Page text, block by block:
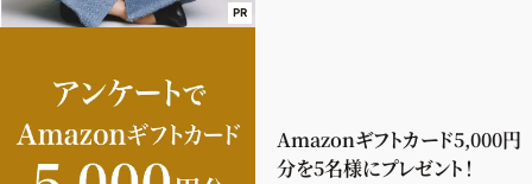
PR
Amazonギフトカード5,000円
分を5名様にプレゼント！